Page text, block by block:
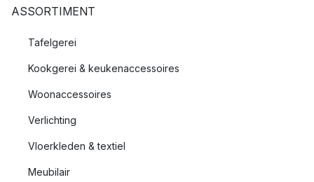
ASSORTIMENT
Tafelgerei
Kookgerei & keukenaccessoires
Woonaccessoires
Verlichting
Vloerkleden & textiel
Meubilair